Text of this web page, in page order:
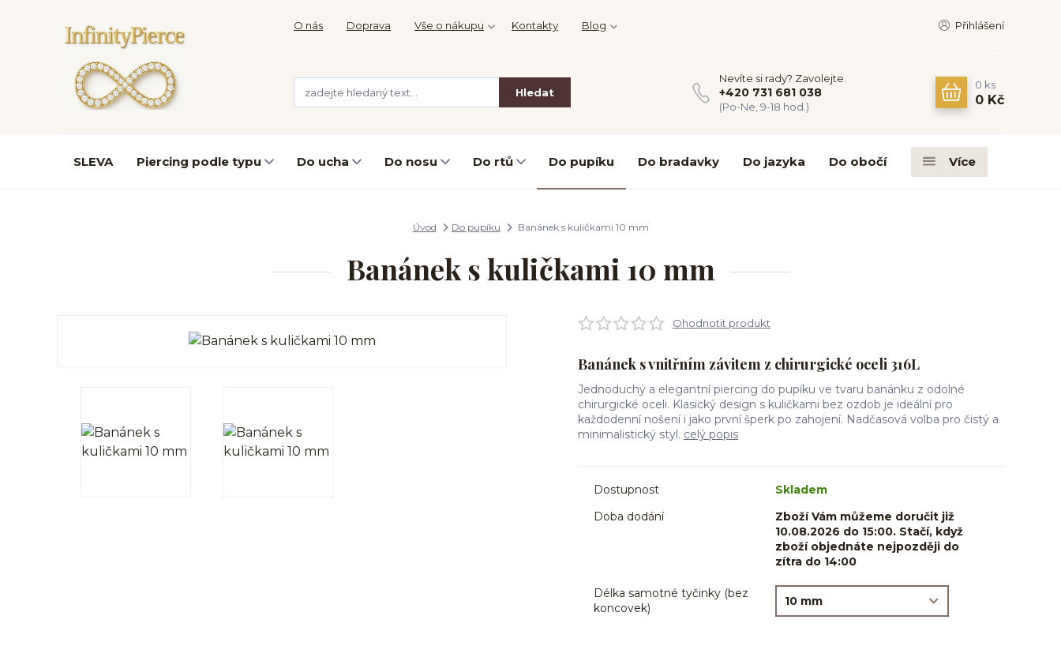
O nás Doprava Vše o nákupu Kontakty Blog Přihlášení
Hledat
Nevíte si rady? Zavolejte.
+420 731 681 038
(Po-Ne, 9-18 hod.)
0 ks
0 Kč
SLEVA Piercing podle typu Do ucha Do nosu Do rtů Do pupíku Do bradavky Do jazyka Do obočí Více
Úvod Do pupíku Banánek s kuličkami 10 mm
Banánek s kuličkami 10 mm
Ohodnotit produkt
Banánek s vnitřním závitem z chirurgické oceli 316L
Jednoduchý a elegantní piercing do pupíku ve tvaru banánku z odolné
chirurgické oceli. Klasický design s kuličkami bez ozdob je ideální pro
každodenní nošení i jako první šperk po zahojení. Nadčasová volba pro čistý a
minimalistický styl. celý popis
Dostupnost
Skladem
Doba dodání
Zboží Vám můžeme doručit již
10.08.2026 do 15:00. Stačí, když
zboží objednáte nejpozději do
zítra do 14:00
Délka samotné tyčinky (bez
koncovek)